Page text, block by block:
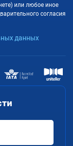
или любое иное
согласия
данных